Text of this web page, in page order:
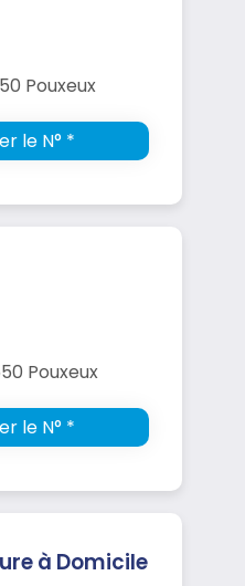
Pouxeux
le N° *
Pouxeux
le N° *
à Domicile